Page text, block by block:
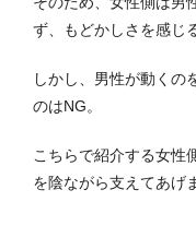
ず、もどかしさを感じ
しかし、男性が動くの
のはNG。
こちらで紹介する女性
を陰ながら支えてあげ